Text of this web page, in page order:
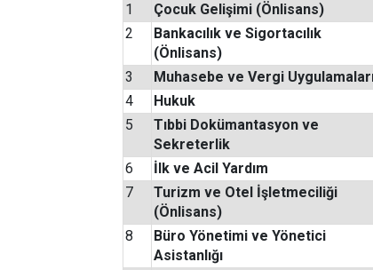
1
Çocuk Gelişimi (Önlisans)
2
Bankacılık ve Sigortacılık
(Önlisans)
3 Muhasebe ve Vergi
4
Hukuk
5
Tıbbi Dokümantasyon ve
Sekreterlik
6 İlk ve Acil Yardım
7
Turizm ve Otel İşletmeciliği
(Önlisans)
8
Büro Yönetimi ve Yönetici
Asistanlığı